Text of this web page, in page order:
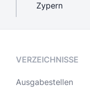
Zypern
VERZEICHNISSE
Ausgabestellen